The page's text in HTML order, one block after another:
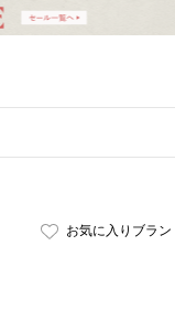
お気に入りブラ